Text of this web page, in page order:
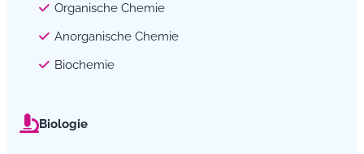
Organische Chemie
Anorganische Chemie
Biochemie
Biologie